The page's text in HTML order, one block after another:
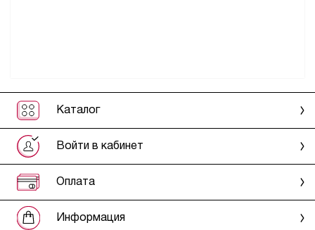
Каталог
Войти в кабинет
Оплата
Информация